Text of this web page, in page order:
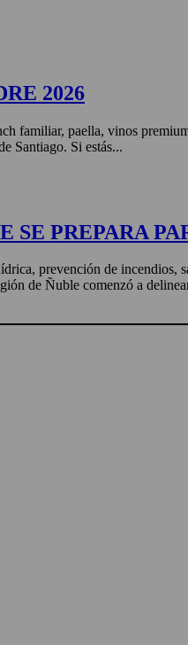
2026
familiar, paella, vinos
Santiago. Si estás...
SE PREPARA
prevención de incendios,
de Ñuble comenzó a